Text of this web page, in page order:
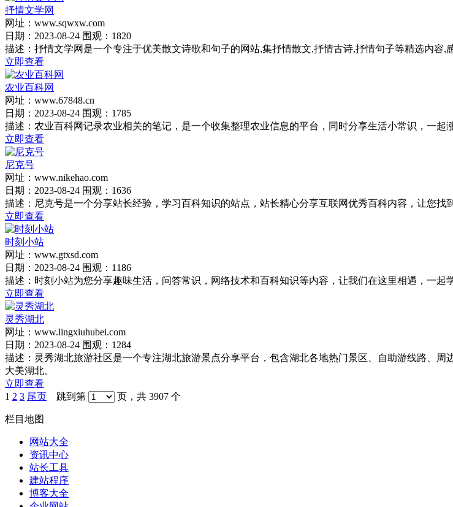
抒情文学网
网址：www.sqwxw.com
日期：2023-08-24 围观：1820
描述：抒情文学网是一个专注于优美散文诗歌和句子的网站,集抒情散文,抒情古诗,抒情句子等精选内容,
立即查看
农业百科网
网址：www.67848.cn
日期：2023-08-24 围观：1785
描述：农业百科网记录农业相关的笔记，是一个收集整理农业信息的平台，同时分享生活小常识，一起
立即查看
尼克号
网址：www.nikehao.com
日期：2023-08-24 围观：1636
描述：尼克号是一个分享站长经验，学习百科知识的站点，站长精心分享互联网优秀百科内容，让您找
立即查看
时刻小站
网址：www.gtxsd.com
日期：2023-08-24 围观：1186
描述：时刻小站为您分享趣味生活，问答常识，网络技术和百科知识等内容，让我们在这里相遇，一起
立即查看
灵秀湖北
网址：www.lingxiuhubei.com
日期：2023-08-24 围观：1284
描述：灵秀湖北旅游社区是一个专注湖北旅游景点分享平台，包含湖北各地热门景区、自助游线路、
大美湖北。
立即查看
1 2 3 尾页 跳到第 页，共 3907 个
栏目地图
网站大全
资讯中心
站长工具
建站程序
博客大全